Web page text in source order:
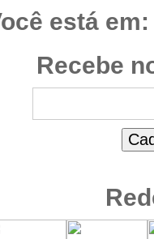
está em:
Recebe